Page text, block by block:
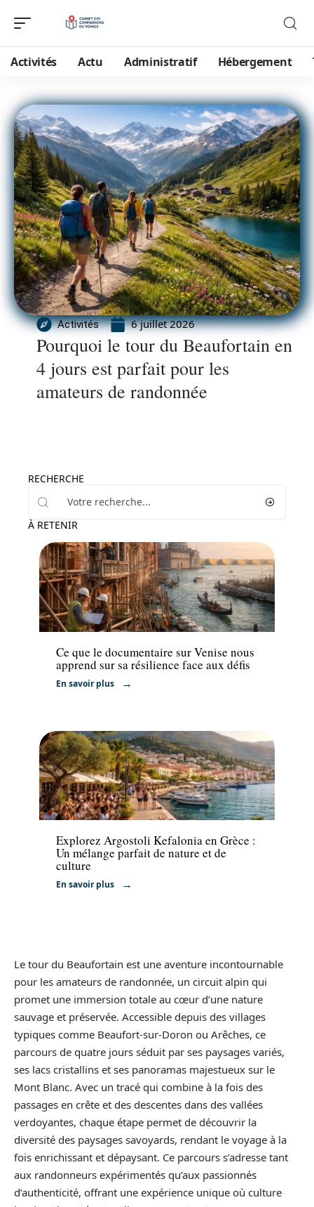
Activités Actu Administratif Hébergement
Activités 6 juillet 2026
Pourquoi le tour du Beaufortain en
4 jours est parfait pour les
amateurs de randonnée
RECHERCHE
À RETENIR
Actu
Ce que le documentaire sur Venise nous
apprend sur sa résilience face aux défis
En savoir plus
Voyage
Explorez Argostoli Kefalonia en Grèce :
Un mélange parfait de nature et de
culture
En savoir plus
Le tour du Beaufortain est une aventure incontournable
pour les amateurs de randonnée, un circuit alpin qui
promet une immersion totale au cœur d’une nature
sauvage et préservée. Accessible depuis des villages
typiques comme Beaufort-sur-Doron ou Arêches, ce
parcours de quatre jours séduit par ses paysages variés,
ses lacs cristallins et ses panoramas majestueux sur le
Mont Blanc. Avec un tracé qui combine à la fois des
passages en crête et des descentes dans des vallées
verdoyantes, chaque étape permet de découvrir la
diversité des paysages savoyards, rendant le voyage à la
fois enrichissant et dépaysant. Ce parcours s’adresse tant
aux randonneurs expérimentés qu’aux passionnés
d’authenticité, offrant une expérience unique où culture